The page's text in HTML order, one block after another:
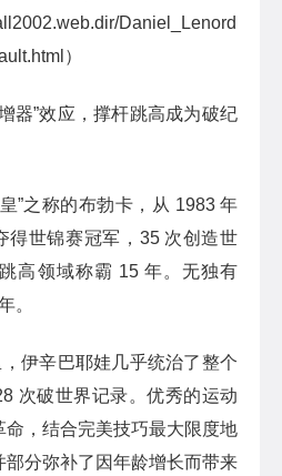
Daniel_Lenord
）
”效应，撑杆跳高成为破纪
之称的布勃卡，从 1983 年
得世锦赛冠军，35 次创造世
高领域称霸 15 年。无独有
。
辛巴耶娃几乎统治了整个
次破世界记录。优秀的运动
命，结合完美技巧最大限度地
分弥补了因年龄增长而带来